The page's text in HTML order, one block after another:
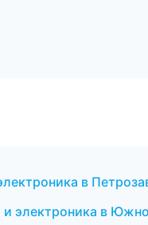
в
электроника в